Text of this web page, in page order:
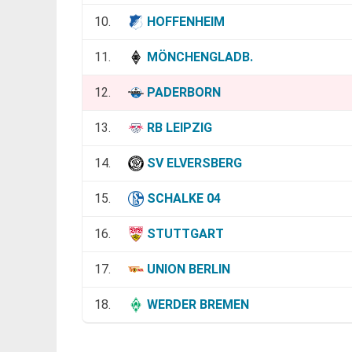
10. HOFFENHEIM
11. MÖNCHENGLADB.
12. PADERBORN
13. RB LEIPZIG
14. SV ELVERSBERG
15. SCHALKE 04
16. STUTTGART
17. UNION BERLIN
18. WERDER BREMEN